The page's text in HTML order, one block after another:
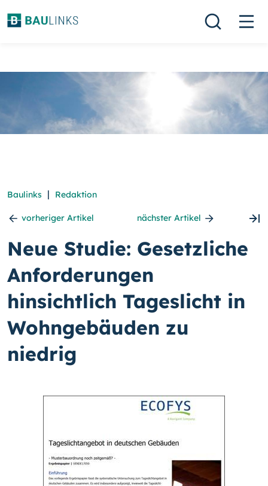
Baulinks | Redaktion
vorheriger Artikel nächster Artikel
Neue Studie: Gesetzliche
Anforderungen
hinsichtlich Tageslicht in
Wohngebäuden zu
niedrig